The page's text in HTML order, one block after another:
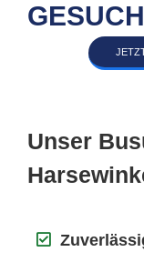
Unser